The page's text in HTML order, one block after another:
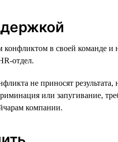
в своей команде и
отдел.
не приносят
или запугивание,
компании.